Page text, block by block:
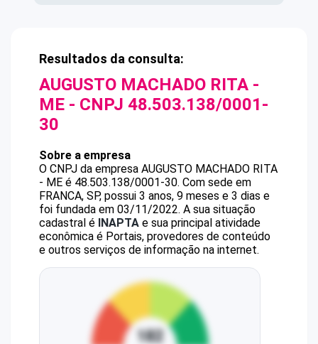
Resultados da consulta:
AUGUSTO MACHADO RITA -
ME - CNPJ 48.503.138/0001-
30
Sobre a empresa
O CNPJ da empresa AUGUSTO MACHADO RITA
- ME é 48.503.138/0001-30. Com sede em
FRANCA, SP, possui 3 anos, 9 meses e 3 dias e
foi fundada em 03/11/2022. A sua situação
cadastral é INAPTA e sua principal atividade
econômica é Portais, provedores de conteúdo
e outros serviços de informação na internet.